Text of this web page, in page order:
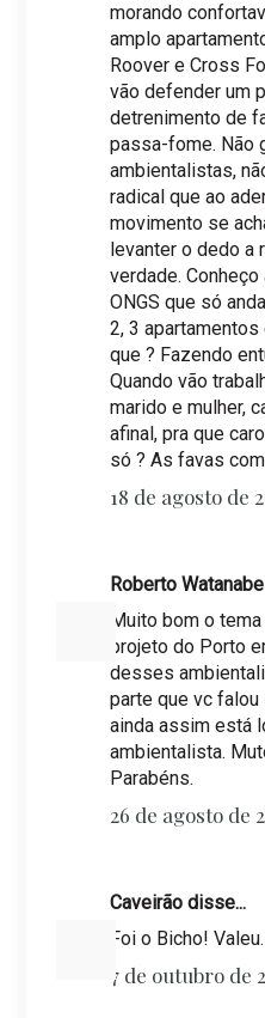
morando
amplo
Roover e Cross
vão defender um
detrenimento de
passa-fome. Não
ambientalistas,
radical que ao
movimento se
levanter o dedo a
verdade.
ONGS que só
2, 3
que ? Fazendo
Quando vão
marido e mulher,
afinal, pra que
só ? As favas
18 de agosto de
Roberto
Muito bom o
projeto do Porto
desses
parte que vc
ainda assim está
ambientalista.
Parabéns.
26 de agosto de
Caveirão disse...
Foi o Bicho! Valeu.
7 de outubro de